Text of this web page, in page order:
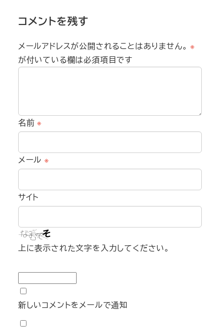
コメントを残す
メールアドレスが公開されることはありません。 ※
が付いている欄は必須項目です
名前※
メール ※
サイト
上に表示された文字を入力してください。
新しいコメントをメールで通知